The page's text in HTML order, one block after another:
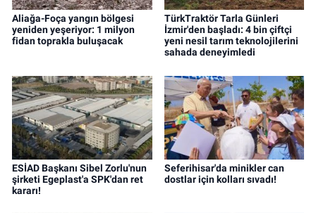
Aliağa-Foça yangın bölgesi
yeniden yeşeriyor: 1 milyon
fidan toprakla buluşacak
TürkTraktör Tarla Günleri
İzmir'den başladı: 4 bin çiftçi
yeni nesil tarım teknolojilerini
sahada deneyimledi
ESİAD Başkanı Sibel Zorlu'nun
şirketi Egeplast'a SPK'dan ret
kararı!
Seferihisar'da minikler can
dostlar için kolları sıvadı!